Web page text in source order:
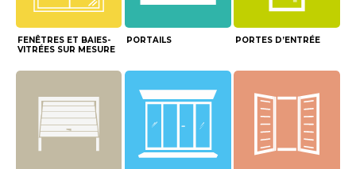
FENÊTRES ET BAIES-
VITRÉES SUR MESURE
PORTAILS PORTES D’ENTRÉE